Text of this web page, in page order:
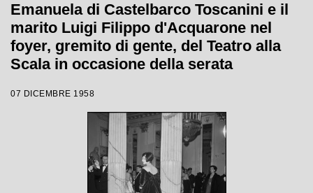
Emanuela di Castelbarco Toscanini e il
marito Luigi Filippo d'Acquarone nel
foyer, gremito di gente, del Teatro alla
Scala in occasione della serata
1959 con l'opera "Turandot", di Giacomo
Puccini, diretta da Antonino Votto con la
regia di Margherita Wallmann
07 DICEMBRE 1958